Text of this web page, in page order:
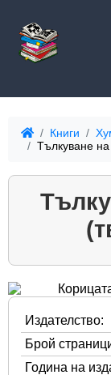
Книги
Тълкуване
Издателство:
Брой
Година на